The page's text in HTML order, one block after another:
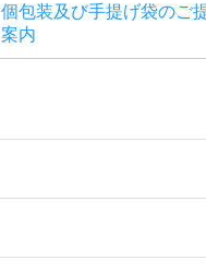
個包装及び手提げ袋のご
案内